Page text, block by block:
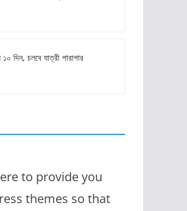
দিন, চলবে যাত্রী পারাপার
to provide you
themes so that